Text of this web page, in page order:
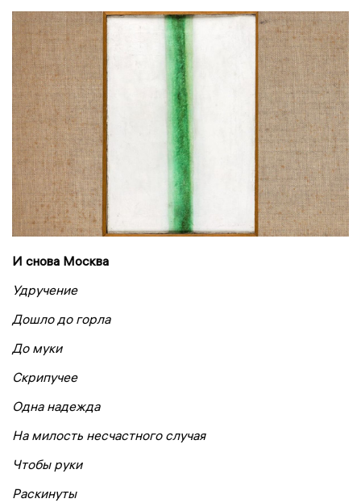
И снова Москва
Удручение
Дошло до горла
До муки
Скрипучее
Одна надежда
На милость несчастного случая
Чтобы руки
Раскинуты